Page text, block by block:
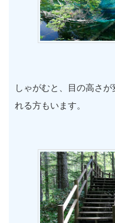
しゃがむと、目の高さ
れる方もいます。